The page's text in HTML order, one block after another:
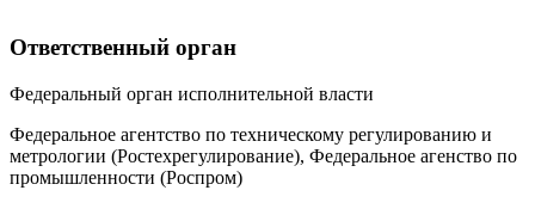
Ответственный орган
Федеральный орган исполнительной власти
Федеральное агентство по техническому регулированию и
метрологии (Ростехрегулирование), Федеральное агенство по
промышленности (Роспром)